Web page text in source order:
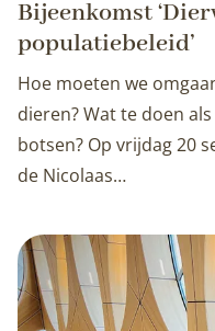
Bijeenkomst
populatiebeleid’
Hoe moeten we
dieren? Wat te doen
botsen? Op vrijdag 20
de Nicolaas…